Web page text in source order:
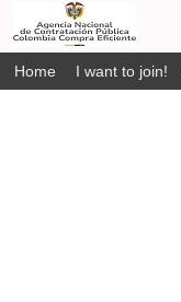
Home I want to join!